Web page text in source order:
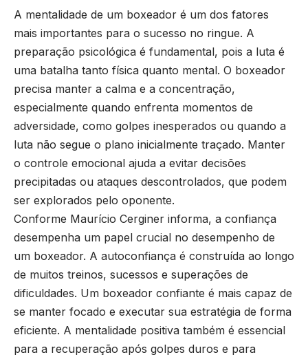
A mentalidade de um boxeador é um dos fatores
mais importantes para o sucesso no ringue. A
preparação psicológica é fundamental, pois a luta é
uma batalha tanto física quanto mental. O boxeador
precisa manter a calma e a concentração,
especialmente quando enfrenta momentos de
adversidade, como golpes inesperados ou quando a
luta não segue o plano inicialmente traçado. Manter
o controle emocional ajuda a evitar decisões
precipitadas ou ataques descontrolados, que podem
ser explorados pelo oponente.
Conforme Maurício Cerginer informa, a confiança
desempenha um papel crucial no desempenho de
um boxeador. A autoconfiança é construída ao longo
de muitos treinos, sucessos e superações de
dificuldades. Um boxeador confiante é mais capaz de
se manter focado e executar sua estratégia de forma
eficiente. A mentalidade positiva também é essencial
para a recuperação após golpes duros e para